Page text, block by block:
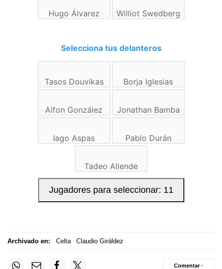
Archivado en: Celta Claudio Giráldez
Comentar ·